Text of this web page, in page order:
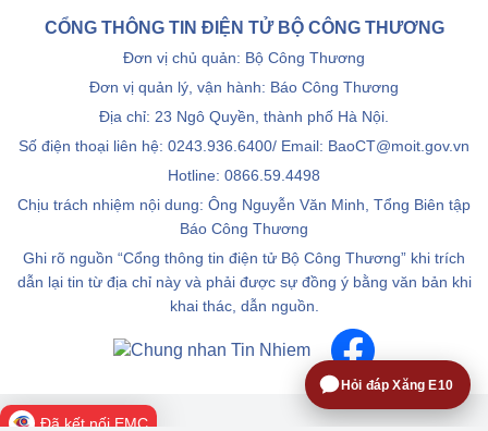
CỔNG THÔNG TIN ĐIỆN TỬ BỘ CÔNG THƯƠNG
Đơn vị chủ quản: Bộ Công Thương
Đơn vị quản lý, vận hành: Báo Công Thương
Địa chỉ: 23 Ngô Quyền, thành phố Hà Nội.
Số điện thoại liên hệ: 0243.936.6400/ Email: BaoCT@moit.gov.vn
Hotline: 0866.59.4498
Chịu trách nhiệm nội dung: Ông Nguyễn Văn Minh, Tổng Biên tập
Báo Công Thương
Ghi rõ nguồn “Cổng thông tin điện tử Bộ Công Thương” khi trích
dẫn lại tin từ địa chỉ này và phải được sự đồng ý bằng văn bản khi
khai thác, dẫn nguồn.
Hỏi đáp Xăng E10
Đã kết nối EMC